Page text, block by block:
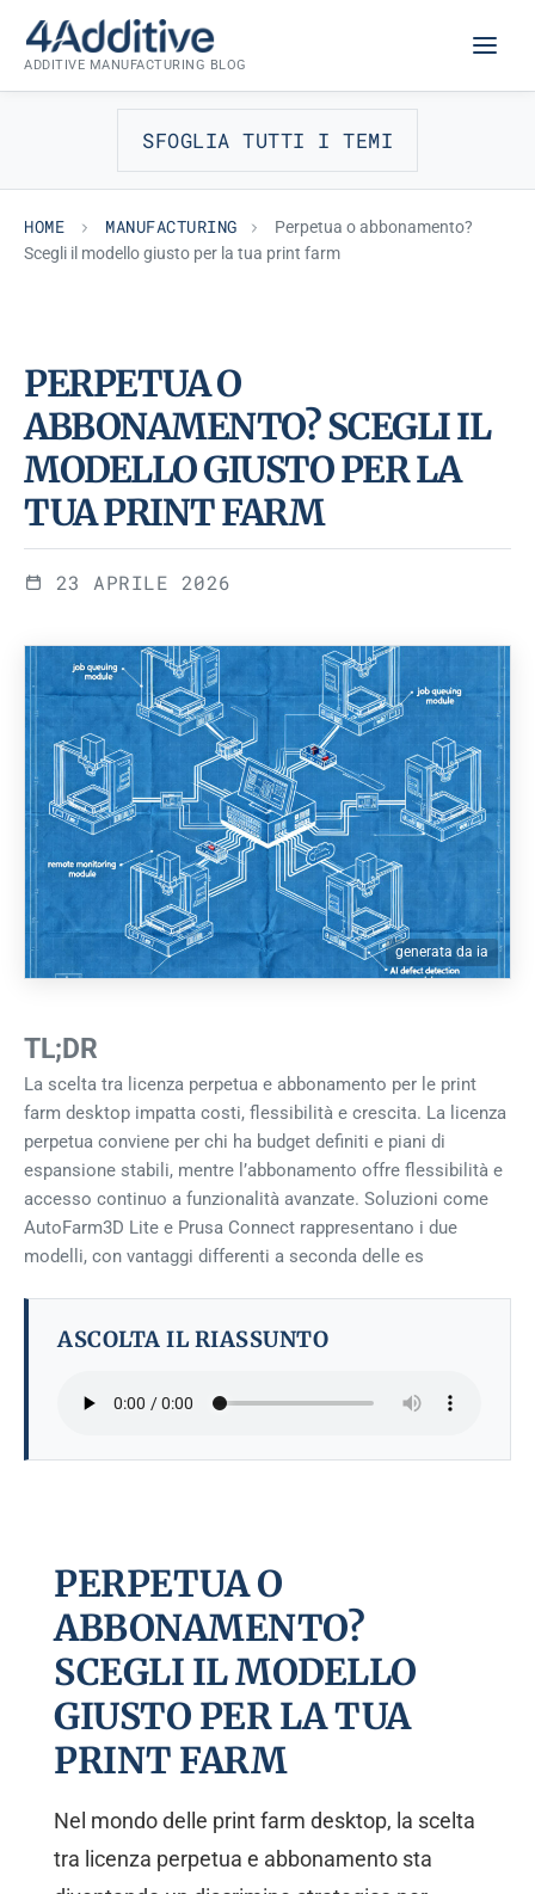
content
ADDITIVE MANUFACTURING BLOG
SFOGLIA TUTTI I TEMI
HOME MANUFACTURING
Perpetua o abbonamento?
Scegli il modello giusto per la tua print farm
MANUFACTURING
PERPETUA O
ABBONAMENTO? SCEGLI IL
MODELLO GIUSTO PER LA
TUA PRINT FARM
23 APRILE 2026
generata da ia
TL;DR
La scelta tra licenza perpetua e abbonamento per le print
farm desktop impatta costi, flessibilità e crescita. La licenza
perpetua conviene per chi ha budget definiti e piani di
espansione stabili, mentre l’abbonamento offre flessibilità e
accesso continuo a funzionalità avanzate. Soluzioni come
AutoFarm3D Lite e Prusa Connect rappresentano i due
modelli, con vantaggi differenti a seconda delle es
ASCOLTA IL RIASSUNTO
PERPETUA O
ABBONAMENTO?
SCEGLI IL MODELLO
GIUSTO PER LA TUA
PRINT FARM
Nel mondo delle print farm desktop, la scelta
tra licenza perpetua e abbonamento sta